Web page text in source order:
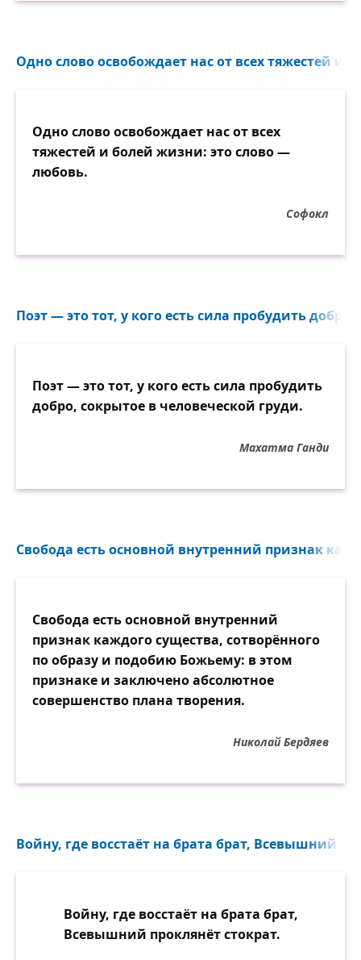
Одно слово освобождает нас от всех тяжестей и
Одно слово освобождает нас от всех
тяжестей и болей жизни: это слово —
любовь.
Софокл
Поэт — это тот, у кого есть сила пробудить
Поэт — это тот, у кого есть сила пробудить
добро, сокрытое в человеческой груди.
Махатма Ганди
Свобода есть основной внутренний признак
Свобода есть основной внутренний
признак каждого существа, сотворённого
по образу и подобию Божьему: в этом
признаке и заключено абсолютное
совершенство плана творения.
Николай Бердяев
Войну, где восстаёт на брата брат, Всевышний
Войну, где восстаёт на брата брат,
Всевышний проклянёт стократ.